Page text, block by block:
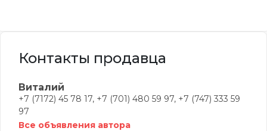
Контакты продавца
Виталий
+7 (7172) 45 78 17, +7 (701) 480 59 97, +7 (747) 333 59
97
Все объявления автора